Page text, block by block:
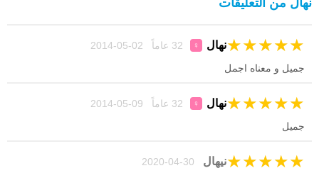
نهال من التعليقات
نهال ♀ ★
★
★
★
★
جميل و معناه اجمل
نهال ♀ ★
★
★
★
★
جميل
نيهال ★
★
★
★
★